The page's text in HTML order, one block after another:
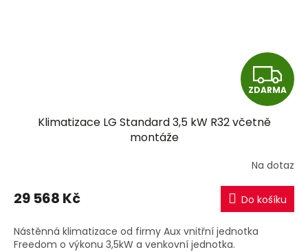
Z
D
R
M
A
ZDARMA
Klimatizace LG Standard 3,5 kW R32 včetně
montáže
Na dotaz
29 568 Kč Do košíku
Nástěnná klimatizace od firmy Aux vnitřní jednotka
Freedom o výkonu 3,5kW a venkovní jednotka.